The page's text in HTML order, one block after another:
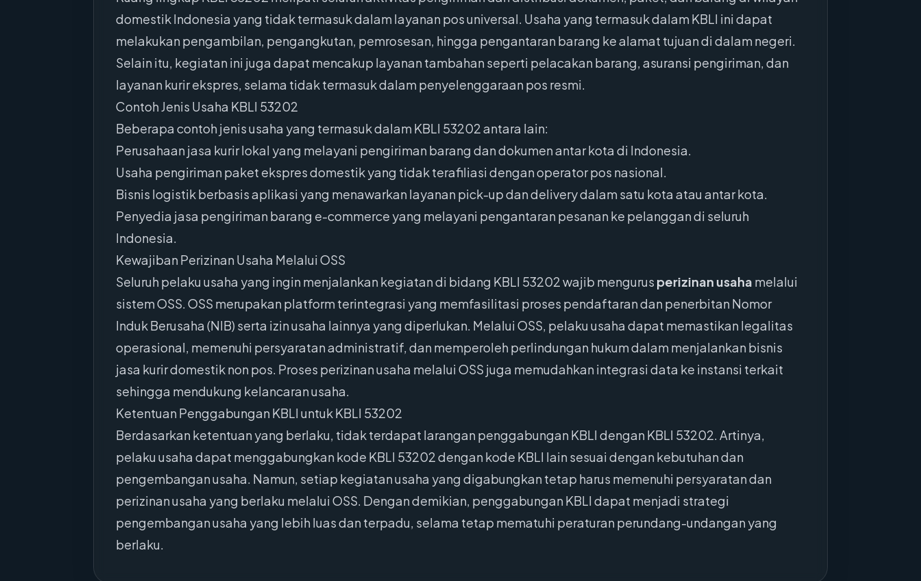
domestik Indonesia yang tidak termasuk dalam layanan pos universal. Usaha yang termasuk dalam KBLI ini dapat
melakukan pengambilan, pengangkutan, pemrosesan, hingga pengantaran barang ke alamat tujuan di dalam negeri.
Selain itu, kegiatan ini juga dapat mencakup layanan tambahan seperti pelacakan barang, asuransi pengiriman, dan
layanan kurir ekspres, selama tidak termasuk dalam penyelenggaraan pos resmi.
Contoh Jenis Usaha KBLI 53202
Beberapa contoh jenis usaha yang termasuk dalam KBLI 53202 antara lain:
Perusahaan jasa kurir lokal yang melayani pengiriman barang dan dokumen antar kota di Indonesia.
Usaha pengiriman paket ekspres domestik yang tidak terafiliasi dengan operator pos nasional.
Bisnis logistik berbasis aplikasi yang menawarkan layanan pick-up dan delivery dalam satu kota atau antar kota.
Penyedia jasa pengiriman barang e-commerce yang melayani pengantaran pesanan ke pelanggan di seluruh
Indonesia.
Kewajiban Perizinan Usaha Melalui OSS
Seluruh pelaku usaha yang ingin menjalankan kegiatan di bidang KBLI 53202 wajib mengurus perizinan usaha melalui
sistem OSS. OSS merupakan platform terintegrasi yang memfasilitasi proses pendaftaran dan penerbitan Nomor
Induk Berusaha (NIB) serta izin usaha lainnya yang diperlukan. Melalui OSS, pelaku usaha dapat memastikan legalitas
operasional, memenuhi persyaratan administratif, dan memperoleh perlindungan hukum dalam menjalankan bisnis
jasa kurir domestik non pos. Proses perizinan usaha melalui OSS juga memudahkan integrasi data ke instansi terkait
sehingga mendukung kelancaran usaha.
Ketentuan Penggabungan KBLI untuk KBLI 53202
Berdasarkan ketentuan yang berlaku, tidak terdapat larangan penggabungan KBLI dengan KBLI 53202. Artinya,
pelaku usaha dapat menggabungkan kode KBLI 53202 dengan kode KBLI lain sesuai dengan kebutuhan dan
pengembangan usaha. Namun, setiap kegiatan usaha yang digabungkan tetap harus memenuhi persyaratan dan
perizinan usaha yang berlaku melalui OSS. Dengan demikian, penggabungan KBLI dapat menjadi strategi
pengembangan usaha yang lebih luas dan terpadu, selama tetap mematuhi peraturan perundang-undangan yang
berlaku.